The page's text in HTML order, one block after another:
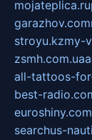
mojateplica.ru
garazhov.com
stroyu.kzmy-
zsmh.com.ua
all-tattoos-
best-
searchus-